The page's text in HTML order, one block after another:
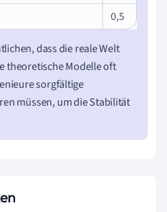
0,5
dass die reale Welt
theoretische Modelle oft
sorgfältige
müssen, um die Stabilität